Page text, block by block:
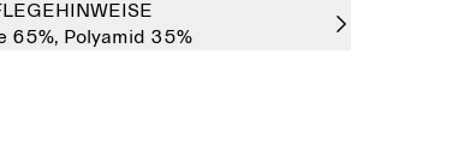
65%, Polyamid 35%